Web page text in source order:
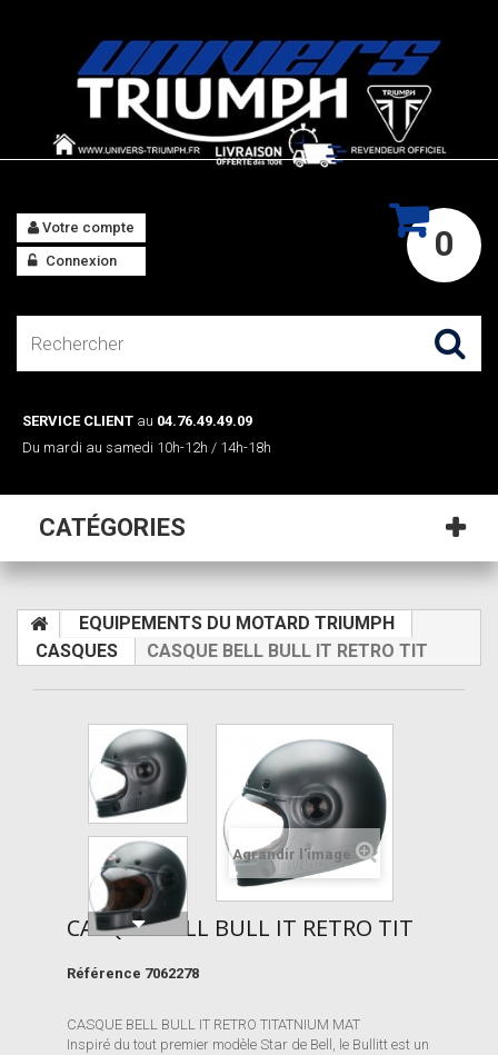
0
Votre compte
Connexion
SERVICE CLIENT au 04.76.49.49.09
Du mardi au samedi 10h-12h / 14h-18h
CATÉGORIES
EQUIPEMENTS DU MOTARD TRIUMPH
CASQUES
CASQUE BELL BULL IT RETRO TIT
Agrandir l'image
CASQUE BELL BULL IT RETRO TIT
Référence 7062278
CASQUE BELL BULL IT RETRO TITATNIUM MAT
Inspiré du tout premier modèle Star de Bell, le Bullitt est un